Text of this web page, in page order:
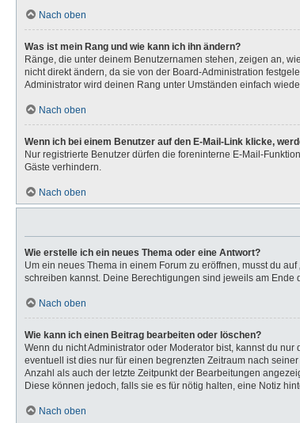
Nach oben
Was ist mein Rang und wie kann ich ihn ändern?
Ränge, die unter deinem Benutzernamen stehen, zeigen an,
nicht direkt ändern, da sie von der Board-Administration
Administrator wird deinen Rang unter Umständen einfach
Nach oben
Wenn ich bei einem Benutzer auf den E-Mail-Link klicke,
Nur registrierte Benutzer dürfen die foreninterne E-Mail-
Gäste verhindern.
Nach oben
Wie erstelle ich ein neues Thema oder eine Antwort?
Um ein neues Thema in einem Forum zu eröffnen, musst du
schreiben kannst. Deine Berechtigungen sind jeweils am Ende
Nach oben
Wie kann ich einen Beitrag bearbeiten oder löschen?
Wenn du nicht Administrator oder Moderator bist, kannst du
eventuell ist dies nur für einen begrenzten Zeitraum nach
Anzahl als auch der letzte Zeitpunkt der Bearbeitungen
Diese können jedoch, falls sie es für nötig halten, eine Notiz
Nach oben